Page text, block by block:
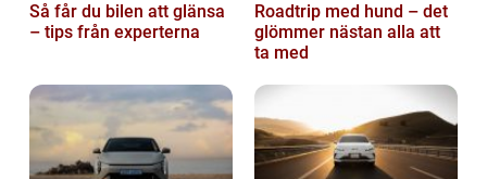
Så får du bilen att glänsa
– tips från experterna
Roadtrip med hund – det
glömmer nästan alla att
ta med